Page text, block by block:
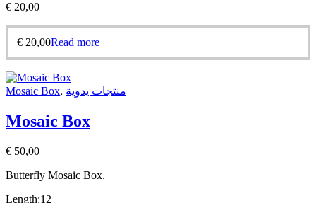
€ 20,00
€ 20,00Read more
Mosaic Box, منتجات يدوية
Mosaic Box
€ 50,00
Butterfly Mosaic Box.
Length:12